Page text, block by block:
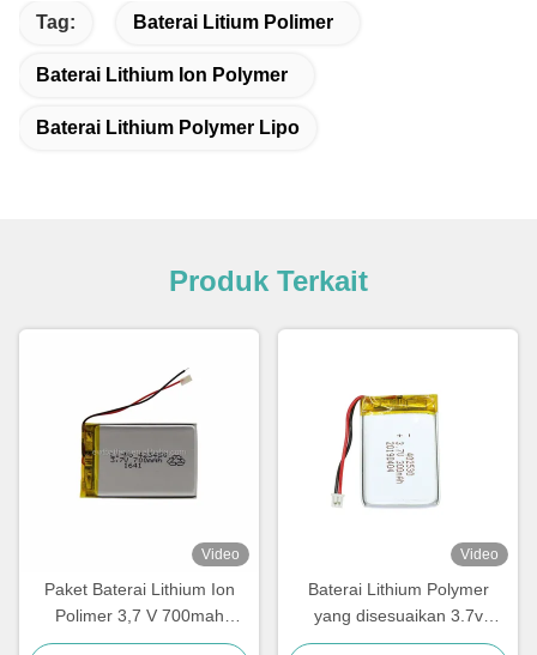
Tag: Baterai Litium Polimer
Baterai Lithium Ion Polymer
Baterai Lithium Polymer Lipo
Produk Terkait
Video
Paket Baterai Lithium Ion
Polimer 3,7 V 700mah
Baterai LP423450
Video
Baterai Lithium Polymer
yang disesuaikan 3.7v
300mah Baterai LiPo